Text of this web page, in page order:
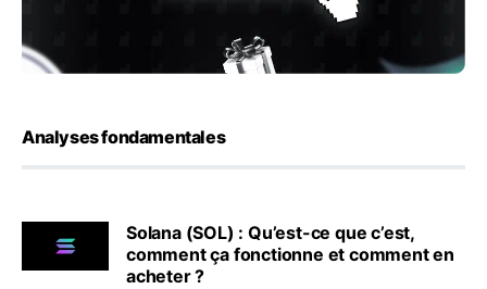
Analyses fondamentales
Solana (SOL) : Qu’est-ce que c’est,
comment ça fonctionne et comment en
acheter ?